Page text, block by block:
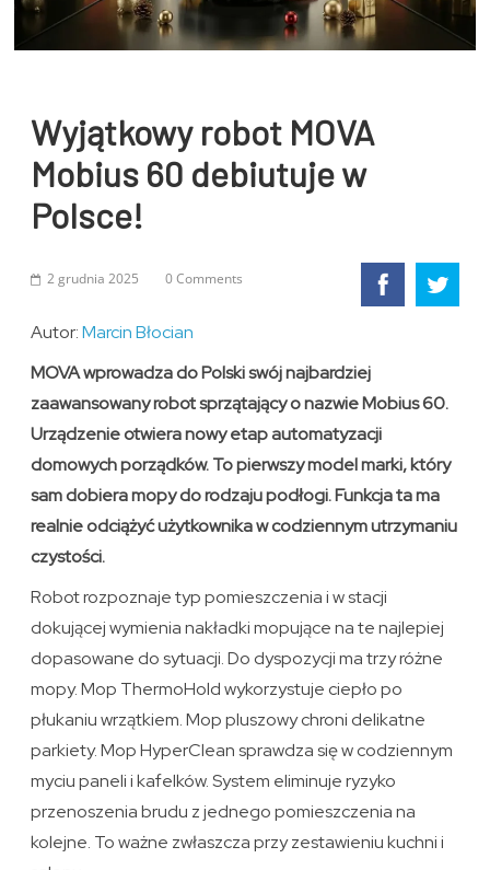
Wyjątkowy robot MOVA
Mobius 60 debiutuje w
Polsce!
2 grudnia 2025 0 Comments
Autor:Marcin Błocian
MOVA wprowadza do Polski swój najbardziej
zaawansowany robot sprzątający o nazwie Mobius 60.
Urządzenie otwiera nowy etap automatyzacji
domowych porządków. To pierwszy model marki, który
sam dobiera mopy do rodzaju podłogi. Funkcja ta ma
realnie odciążyć użytkownika w codziennym utrzymaniu
czystości.
Robot rozpoznaje typ pomieszczenia i w stacji
dokującej wymienia nakładki mopujące na te najlepiej
dopasowane do sytuacji. Do dyspozycji ma trzy różne
mopy. Mop ThermoHold wykorzystuje ciepło po
płukaniu wrzątkiem. Mop pluszowy chroni delikatne
parkiety. Mop HyperClean sprawdza się w codziennym
myciu paneli i kafelków. System eliminuje ryzyko
przenoszenia brudu z jednego pomieszczenia na
kolejne. To ważne zwłaszcza przy zestawieniu kuchni i